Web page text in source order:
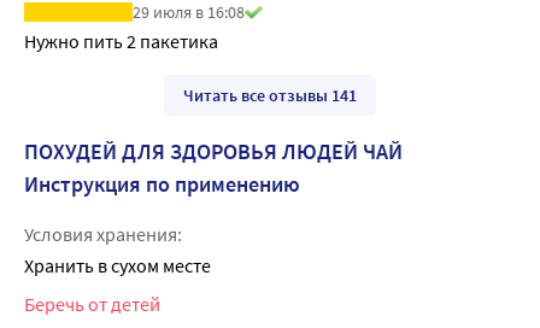
29 июля в 16:08
Нужно пить 2 пакетика
Читать все отзывы 141
ПОХУДЕЙ ДЛЯ ЗДОРОВЬЯ ЛЮДЕЙ ЧАЙ
Инструкция по применению
Условия хранения:
Хранить в сухом месте
Беречь от детей